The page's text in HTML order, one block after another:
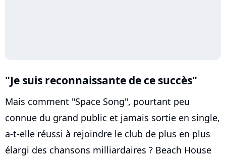
"Je suis reconnaissante de ce succès"
Mais comment "Space Song", pourtant peu
connue du grand public et jamais sortie en single,
a-t-elle réussi à rejoindre le club de plus en plus
élargi des chansons milliardaires ? Beach House